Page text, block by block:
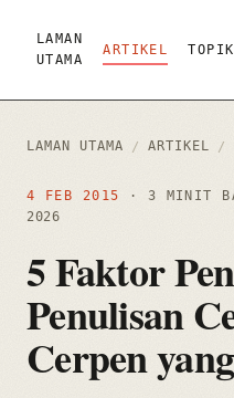
LAMAN
UTAMA
ARTIKEL TOPIK
LAMAN UTAMA / ARTIKEL /
4 FEB 2015 · 3 MINIT
2026
5 Faktor
Penulisan
Cerpen